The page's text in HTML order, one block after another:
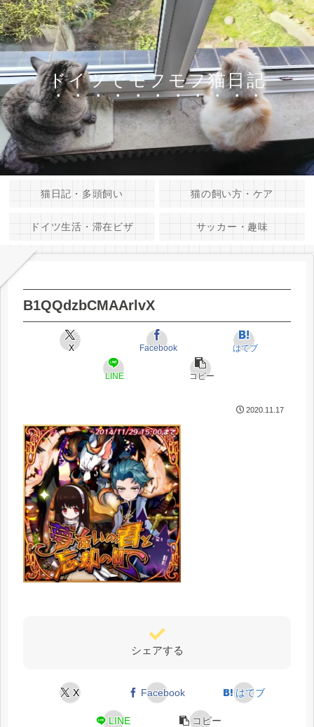
ドイツでモフモフ猫日記
猫日記・多頭飼い 猫の飼い方・ケア
ドイツ生活・滞在ビザ サッカー・趣味
B1QQdzbCMAArlvX
X Facebook はてブ
LINE コピー
2020.11.17
シェアする
X Facebook はてブ
LINE コピー